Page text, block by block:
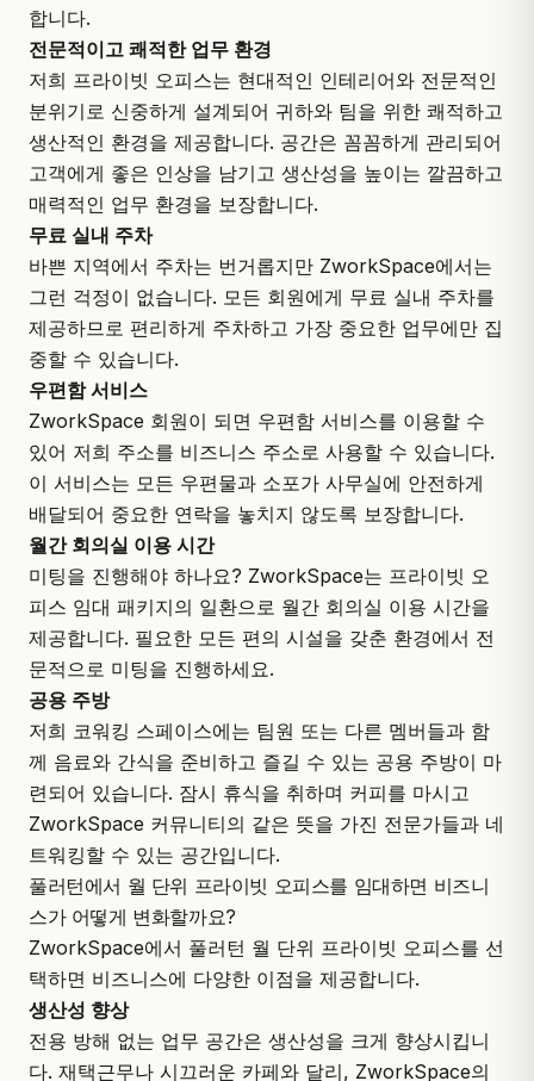
합니다.
전문적이고 쾌적한 업무 환경
저희 프라이빗 오피스는 현대적인 인테리어와 전문적인
분위기로 신중하게 설계되어 귀하와 팀을 위한 쾌적하고
생산적인 환경을 제공합니다. 공간은 꼼꼼하게 관리되어
고객에게 좋은 인상을 남기고 생산성을 높이는 깔끔하고
매력적인 업무 환경을 보장합니다.
무료 실내 주차
바쁜 지역에서 주차는 번거롭지만 ZworkSpace에서는
그런 걱정이 없습니다. 모든 회원에게 무료 실내 주차를
제공하므로 편리하게 주차하고 가장 중요한 업무에만 집
중할 수 있습니다.
우편함 서비스
ZworkSpace 회원이 되면 우편함 서비스를 이용할 수
있어 저희 주소를 비즈니스 주소로 사용할 수 있습니다.
이 서비스는 모든 우편물과 소포가 사무실에 안전하게
배달되어 중요한 연락을 놓치지 않도록 보장합니다.
월간 회의실 이용 시간
미팅을 진행해야 하나요? ZworkSpace는 프라이빗 오
피스 임대 패키지의 일환으로 월간 회의실 이용 시간을
제공합니다. 필요한 모든 편의 시설을 갖춘 환경에서 전
문적으로 미팅을 진행하세요.
공용 주방
저희 코워킹 스페이스에는 팀원 또는 다른 멤버들과 함
께 음료와 간식을 준비하고 즐길 수 있는 공용 주방이 마
련되어 있습니다. 잠시 휴식을 취하며 커피를 마시고
ZworkSpace 커뮤니티의 같은 뜻을 가진 전문가들과 네
트워킹할 수 있는 공간입니다.
풀러턴에서 월 단위 프라이빗 오피스를 임대하면 비즈니
스가 어떻게 변화할까요?
ZworkSpace에서 풀러턴 월 단위 프라이빗 오피스를 선
택하면 비즈니스에 다양한 이점을 제공합니다.
생산성 향상
전용 방해 없는 업무 공간은 생산성을 크게 향상시킵니
다. 재택근무나 시끄러운 카페와 달리, ZworkSpace의